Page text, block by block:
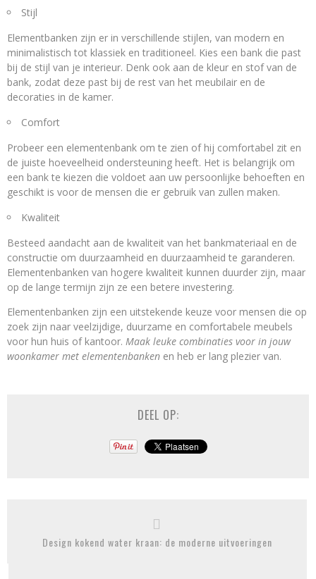
Stijl
Elementbanken zijn er in verschillende stijlen, van modern en
minimalistisch tot klassiek en traditioneel. Kies een bank die past
bij de stijl van je interieur. Denk ook aan de kleur en stof van de
bank, zodat deze past bij de rest van het meubilair en de
decoraties in de kamer.
Comfort
Probeer een elementenbank om te zien of hij comfortabel zit en
de juiste hoeveelheid ondersteuning heeft. Het is belangrijk om
een ​​bank te kiezen die voldoet aan uw persoonlijke behoeften en
geschikt is voor de mensen die er gebruik van zullen maken.
Kwaliteit
Besteed aandacht aan de kwaliteit van het bankmateriaal en de
constructie om duurzaamheid en duurzaamheid te garanderen.
Elementenbanken van hogere kwaliteit kunnen duurder zijn, maar
op de lange termijn zijn ze een betere investering.
Elementenbanken zijn een uitstekende keuze voor mensen die op
zoek zijn naar veelzijdige, duurzame en comfortabele meubels
voor hun huis of kantoor. Maak leuke combinaties voor in jouw
woonkamer met elementenbanken en heb er lang plezier van.
DEEL OP:
Design kokend water kraan: de moderne uitvoeringen